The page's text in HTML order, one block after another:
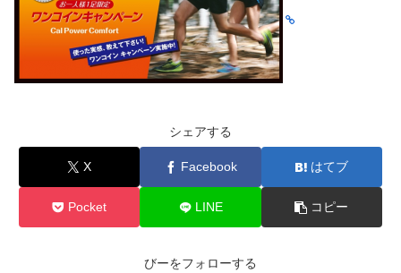
シェアする
X Facebook はてブ
Pocket LINE コピー
びーをフォローする